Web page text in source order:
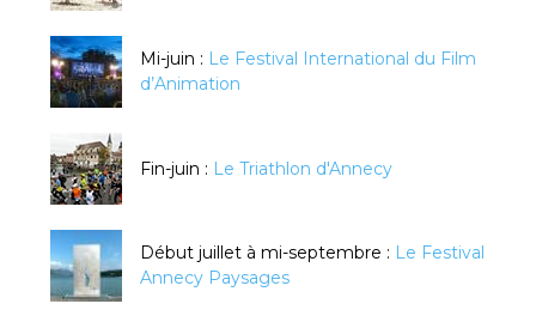
Mi-juin : Le Festival International du Film
d’Animation
Fin-juin : Le Triathlon d'Annecy
Début juillet à mi-septembre : Le Festival
Annecy Paysages